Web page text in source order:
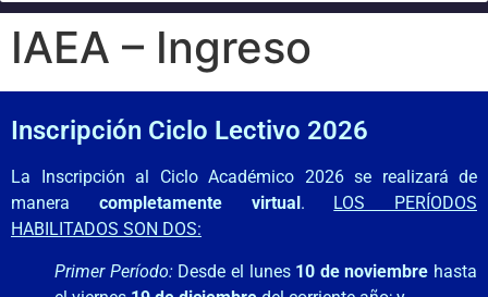
IAEA – Ingreso
Inscripción Ciclo Lectivo 2026
La Inscripción al Ciclo Académico 2026 se realizará de
manera completamente virtual . LOS PERÍODOS
HABILITADOS SON DOS:
Primer Período:Desde el lunes 10 de noviembre hasta